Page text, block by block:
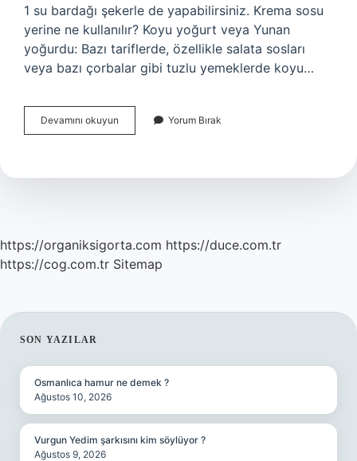
1 su bardağı şekerle de yapabilirsiniz. Krema sosu
yerine ne kullanılır? Koyu yoğurt veya Yunan
yoğurdu: Bazı tariflerde, özellikle salata sosları
veya bazı çorbalar gibi tuzlu yemeklerde koyu…
Devamını okuyun Karamel
Sos
Ne
Yorum Bırak
https://organiksigorta.com https://duce.com.tr
https://cog.com.tr Sitemap
SIDEBAR
SON YAZILAR
Osmanlıca hamur ne demek ?
Ağustos 10, 2026
Vurgun Yedim şarkısını kim söylüyor ?
Ağustos 9, 2026